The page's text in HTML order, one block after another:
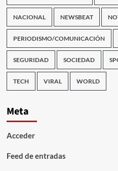
NACIONAL NEWSBEAT
PERIODISMO/COMUNICACIÓN
SEGURIDAD SOCIEDAD
TECH VIRAL WORLD
Meta
Acceder
Feed de entradas